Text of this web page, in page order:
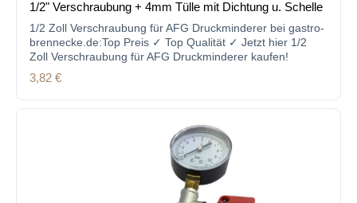
1/2" Verschraubung + 4mm Tülle mit Dichtung u. Schelle
1/2 Zoll Verschraubung für AFG Druckminderer bei gastro-
brennecke.de:Top Preis ✓ Top Qualität ✓ Jetzt hier 1/2
Zoll Verschraubung für AFG Druckminderer kaufen!
Regulärer Preis:
3,82 €